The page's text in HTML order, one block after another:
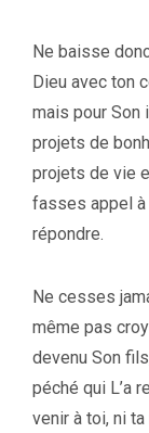
Ne baisse
Dieu avec ton
mais pour Son
projets de
projets de vie
fasses appel
répondre.
Ne cesses
même pas
devenu Son
péché qui L’a
venir à toi, ni